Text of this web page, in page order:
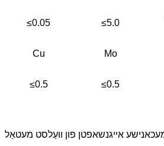
≤0.05 ≤5.0
Cu Mo
≤0.5 ≤0.5